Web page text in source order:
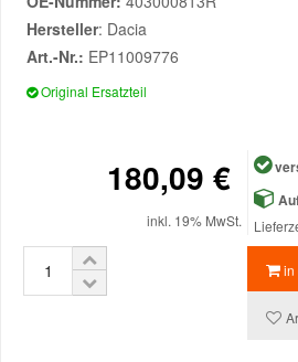
Hersteller: Dacia
Art.-Nr.: EP11009776
Original Ersatzteil
180,09 €
inkl. 19% MwSt.
in
Mazda Ersatzteile
Mini Ersatzteile
Nissan Ersatzteile